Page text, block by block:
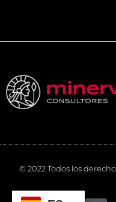
© 2022 Todos los